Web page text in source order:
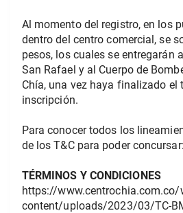
Al momento del registro, en los
dentro del centro comercial, se
pesos, los cuales se entregarán
San Rafael y al Cuerpo de
Chía, una vez haya finalizado el
inscripción.
Para conocer todos los
de los T&C para poder concursar:
TÉRMINOS Y CONDICIONES
https://www.centrochia.com.co/
content/uploads/2023/03/TC-